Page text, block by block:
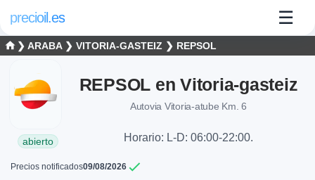
precioil.es ☰
❯ ARABA ❯ VITORIA-GASTEIZ ❯ REPSOL
abierto
REPSOL en Vitoria-gasteiz
Autovia Vitoria-atube Km. 6
Horario: L-D: 06:00-22:00.
Precios notificados09/08/2026